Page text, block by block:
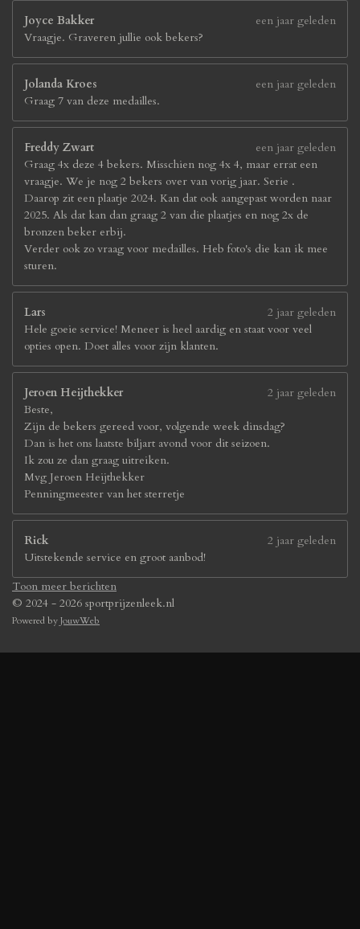
Joyce Bakker
een jaar geleden
Vraagje. Graveren jullie ook bekers?
Jolanda Kroes
een jaar geleden
Graag 7 van deze medailles.
Freddy Zwart
een jaar geleden
Graag 4x deze 4 bekers. Misschien nog 4x 4, maar errat een
vraagje. We je nog 2 bekers over van vorig jaar. Serie .
Daarop zit een plaatje 2024. Kan dat ook aangepast worden naar
2025. Als dat kan dan graag 2 van die plaatjes en nog 2x de
bronzen beker erbij.
Verder ook zo vraag voor medailles. Heb foto's die kan ik mee
sturen.
Lars
2 jaar geleden
Hele goeie service! Meneer is heel aardig en staat voor veel
opties open. Doet alles voor zijn klanten.
Jeroen Heijthekker
2 jaar geleden
Beste,
Zijn de bekers gereed voor, volgende week dinsdag?
Dan is het ons laatste biljart avond voor dit seizoen.
Ik zou ze dan graag uitreiken.
Mvg Jeroen Heijthekker
Penningmeester van het sterretje
Rick
2 jaar geleden
Uitstekende service en groot aanbod!
Toon meer berichten
© 2024 - 2026 sportprijzenleek.nl
Powered byJouwWeb